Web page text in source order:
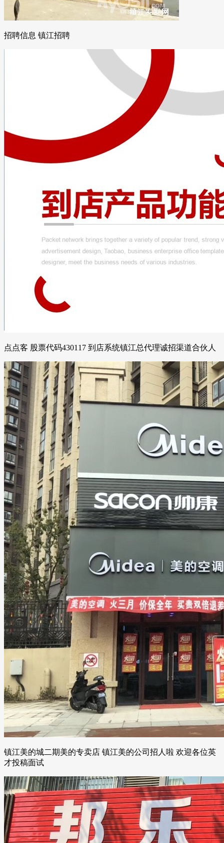
招聘信息 镇江招聘
点点客 股票代码430117 到店系统镇江总代理诚招渠道合伙人
镇江美的城二期美的专卖店 镇江美的公司招人啦 欢迎各位英
才投稿面试